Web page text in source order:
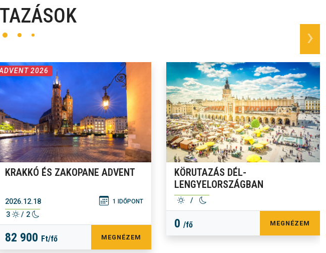
2026
KRAKKÓ ÉS ZAKOPANE ADVENT
2026.12.18 1 IDŐPONT
3 / 2
82 900 Ft/fő MEGNÉZEM
KÖRUTAZÁS DÉL-
LENGYELORSZÁGBAN
/
0 /fő MEGNÉZEM